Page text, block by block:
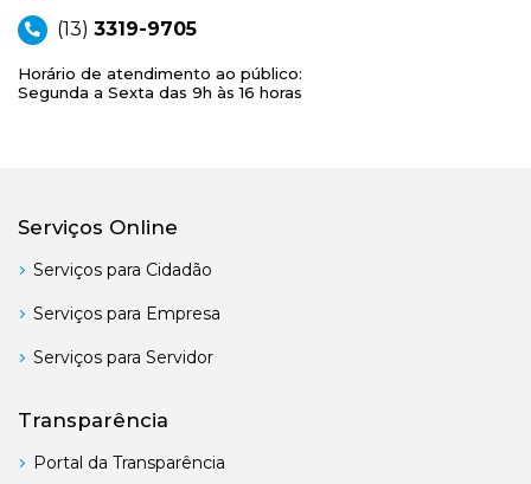
(13) 3319-9705
Horário de atendimento ao público:
Segunda a Sexta das 9h às 16 horas
Serviços Online
Serviços para Cidadão
Serviços para Empresa
Serviços para Servidor
Transparência
Portal da Transparência